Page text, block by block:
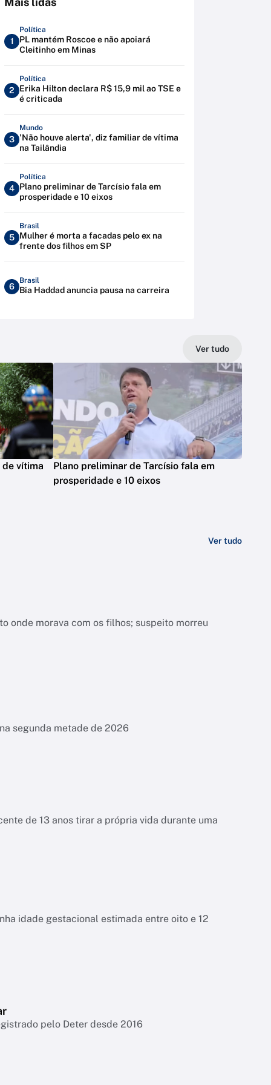
1
Política
PL mantém Roscoe e não apoiará
Cleitinho em Minas
2
Política
Erika Hilton declara R$ 15,9 mil ao TSE e
é criticada
3
Mundo
'Não houve alerta', diz familiar de vítima
na Tailândia
4
Política
Plano preliminar de Tarcísio fala em
prosperidade e 10 eixos
5
Brasil
Mulher é morta a facadas pelo ex na
frente dos filhos em SP
6
Brasil
Bia Haddad anuncia pausa na carreira
Ver tudo
vítima
Plano preliminar de Tarcísio fala em
prosperidade e 10 eixos
Ver tudo
onde morava com os filhos; suspeito morreu
segunda metade de 2026
de 13 anos tirar a própria vida durante uma
idade gestacional estimada entre oito e 12
pelo Deter desde 2016